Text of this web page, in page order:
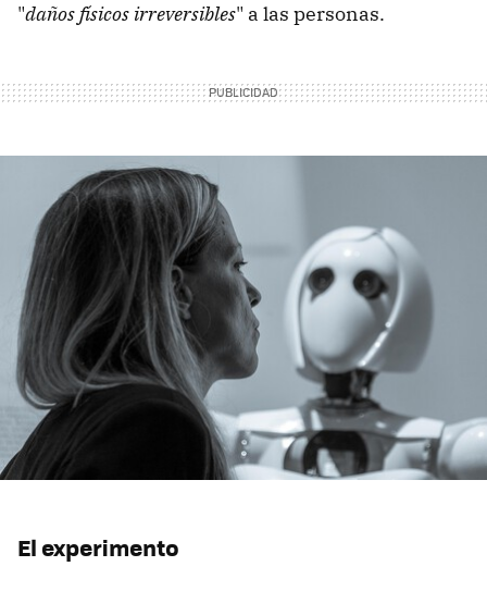
"daños físicos irreversibles" a las personas.
El experimento